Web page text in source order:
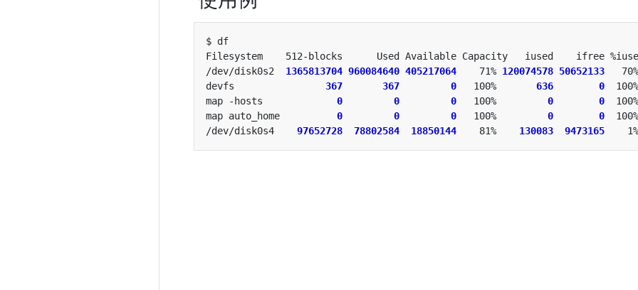
/dev/disk0s2 1365813704 960084640 405217064
    71%
120074578 50652133
devfs 367 367 0
   100%
636
0
map -hosts 0 0 0
   100%
0
0
map auto_home 0 0 0
   100%
0
0
/dev/disk0s4 97652728 78802584 18850144
    81%
130083 9473165